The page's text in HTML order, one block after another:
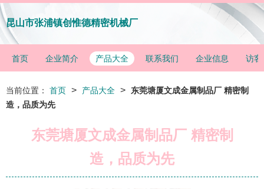
昆山市张浦镇创惟德精密机械厂
首页 企业简介 产品大全 联系我们 企业信息 访客
当前位置： 首页 > 产品大全 >
东莞塘厦文成金属制品厂 精密制
造，品质为先
东莞塘厦文成金属制品厂 精密制
造，品质为先